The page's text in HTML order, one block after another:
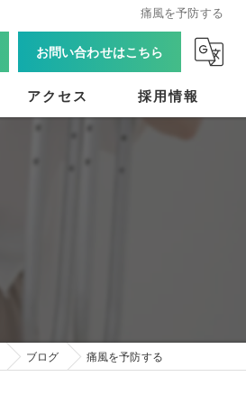
痛風を予防する
お問い合わせはこちら
アクセス 採用情報
ブログ 痛風を予防する